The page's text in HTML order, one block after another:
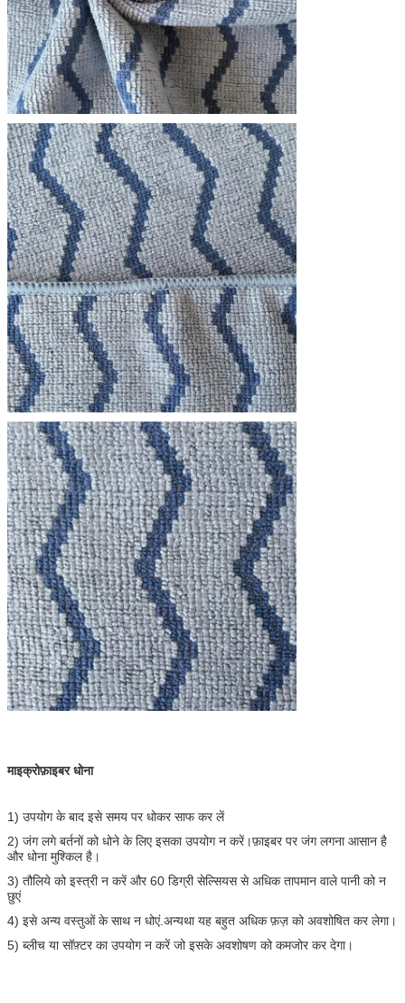
माइक्रोफ़ाइबर धोना
1) उपयोग के बाद इसे समय पर धोकर साफ कर लें
2) जंग लगे बर्तनों को धोने के लिए इसका उपयोग न करें।फ़ाइबर पर जंग लगना आसान है
और धोना मुश्किल है।
3) तौलिये को इस्त्री न करें और 60 डिग्री सेल्सियस से अधिक तापमान वाले पानी को न
छुएं
4) इसे अन्य वस्तुओं के साथ न धोएं.अन्यथा यह बहुत अधिक फ़ज़ को अवशोषित कर लेगा।
5) ब्लीच या सॉफ़्टर का उपयोग न करें जो इसके अवशोषण को कमजोर कर देगा।